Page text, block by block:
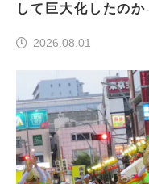
して巨大化したの
2026.08.01